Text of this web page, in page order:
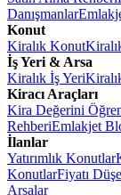
Danışmanlar
Konut
Kiralık Konut
İş Yeri & Arsa
Kiralık İş Yeri
Kiracı Araçları
Kira Değerini
RehberiEmlakjet
İlanlar
Yatırımlık Konutlar
KonutlarFiyatı
Arsalar